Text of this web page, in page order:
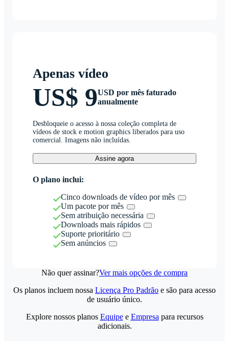
Apenas vídeo
US$ 9USD por mês faturado
anualmente
Desbloqueie o acesso à nossa coleção completa de
vídeos de stock e motion graphics liberados para uso
comercial. Imagens não incluídas.
Assine agora
O plano inclui:
Cinco downloads de vídeo por mês
Um pacote por mês
Sem atribuição necessária
Downloads mais rápidos
Suporte prioritário
Sem anúncios
Não quer assinar?Ver mais opções de compra
Os planos incluem nossa Licença Pro Padrão e são para acesso
de usuário único.
Explore nossos planos Equipee Empresa para recursos
adicionais.